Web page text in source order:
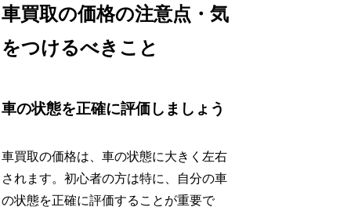
車買取の価格の注意点・気
をつけるべきこと
車の状態を正確に評価しましょう
車買取の価格は、車の状態に大きく左右
されます。初心者の方は特に、自分の車
の状態を正確に評価することが重要で